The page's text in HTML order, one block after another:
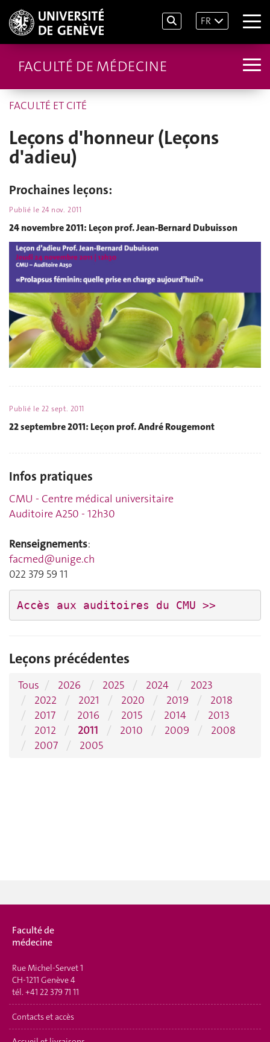
FR
FACULTÉ DE MÉDECINE
FACULTÉ ET CITÉ
Leçons d'honneur (Leçons
d'adieu)
Prochaines leçons:
Publié le 24 nov. 2011
24 novembre 2011: Leçon prof. Jean-Bernard Dubuisson
Publié le 22 sept. 2011
22 septembre 2011: Leçon prof. André Rougemont
Infos pratiques
CMU - Centre médical universitaire
Auditoire A250 - 12h30
Renseignements:
facmed@unige.ch
022 379 59 11
Accès aux auditoires du CMU >>
Leçons précédentes
Tous 2026 2025 2024
2023
2022
2021 2020 2019
2018
2017
2016 2015 2014
2013
2012
2011 2010 2009
2008
2007
2005
Faculté de
médecine
Rue Michel-Servet 1
CH-1211 Genève 4
tél. +41 22 379 71 11
Contacts et accès